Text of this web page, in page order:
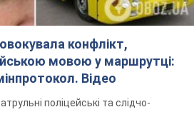
конфлікт,
мовою у маршрутці:
Відео
поліцейські та слідчо-